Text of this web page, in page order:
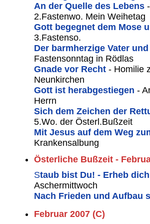
An der Quelle des Lebens
2.Fastenwo. Mein Weihetag
Gott begegnet dem Mose
3.Fastenso.
Der barmherzige Vater
Fastensonntag in Rödlas
Gnade vor Recht - Homilie
Neunkirchen
Gott ist herabgestiegen -
Herrn
Sich dem Zeichen der
5.Wo. der Österl.Bußzeit
Mit Jesus auf dem Weg
Krankensalbung
Österliche Bußzeit -
Staub bist Du! - Erheb
Aschermittwoch
Nach Frieden und Aufbau
Februar 2007 (C)